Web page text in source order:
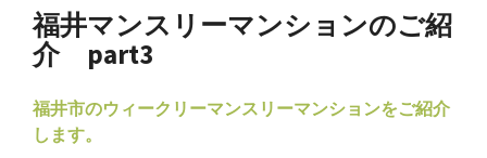
福井マンスリーマンションのご紹
介 part3
福井市のウィークリーマンスリーマンションをご紹介
します。